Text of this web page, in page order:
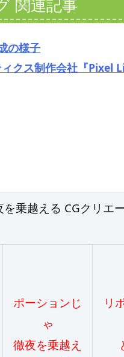
関連記事
の様子
ィクス制作会社『Pixel
を乗越える CGクリエ
ポーションじ
ゃ
徹夜を乗越え
リ